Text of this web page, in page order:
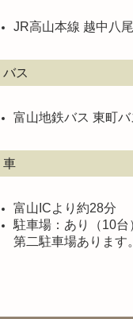
JR高山本線 越中八
バス
富山地鉄バス 東町
車
富山ICより約28分
駐車場：あり（10台
第二駐車場あります。